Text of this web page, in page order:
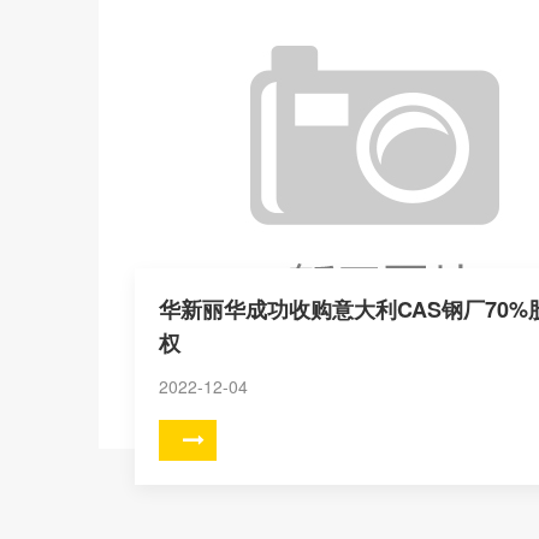
华新丽华成功收购意大利CAS钢厂70%
权
2022-12-04